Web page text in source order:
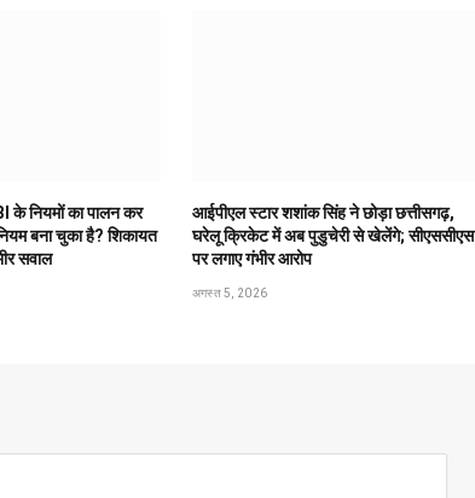
के नियमों का पालन कर
बना चुका है? शिकायत
सवाल
आईपीएल स्टार शशांक सिंह ने छोड़ा छत्तीसगढ़,
घरेलू क्रिकेट में अब पुडुचेरी से खेलेंगे; सीएससीएस
पर लगाए गंभीर आरोप
अगस्त 5, 2026